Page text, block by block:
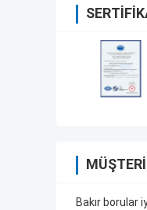
Bakır borular